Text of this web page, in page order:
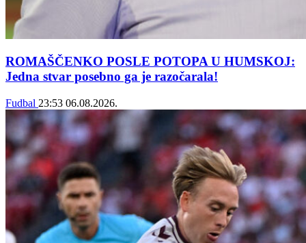
ROMAŠČENKO POSLE POTOPA U HUMSKOJ:
Jedna stvar posebno ga je razočarala!
Fudbal 23:53 06.08.2026.